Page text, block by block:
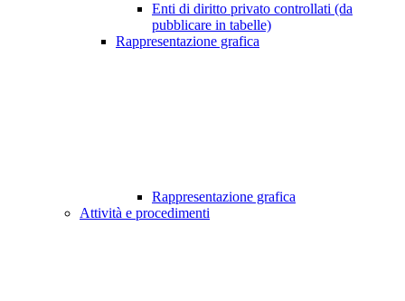
Enti di diritto privato controllati (da
pubblicare in tabelle)
Rappresentazione grafica
Rappresentazione grafica
Attività e procedimenti